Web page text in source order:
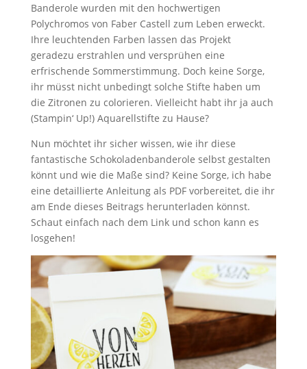
Banderole wurden mit den hochwertigen
Polychromos von Faber Castell zum Leben erweckt.
Ihre leuchtenden Farben lassen das Projekt
geradezu erstrahlen und versprühen eine
erfrischende Sommerstimmung. Doch keine Sorge,
ihr müsst nicht unbedingt solche Stifte haben um
die Zitronen zu colorieren. Vielleicht habt ihr ja auch
(Stampin‘ Up!) Aquarellstifte zu Hause?
Nun möchtet ihr sicher wissen, wie ihr diese
fantastische Schokoladenbanderole selbst gestalten
könnt und wie die Maße sind? Keine Sorge, ich habe
eine detaillierte Anleitung als PDF vorbereitet, die ihr
am Ende dieses Beitrags herunterladen könnst.
Schaut einfach nach dem Link und schon kann es
losgehen!